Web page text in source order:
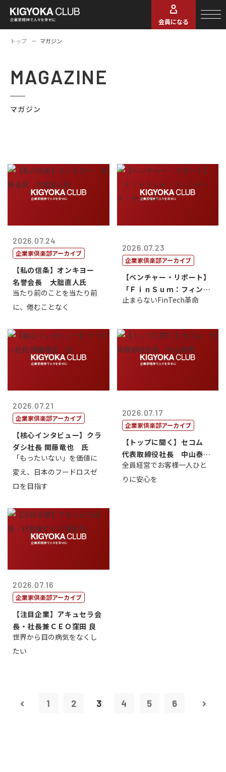
会員になる
トップ マガジン
MAGAZINE
マガジン
2026.07.24
企業家倶楽部アーカイブ
【私の信条】オンキヨー
名誉会長 大朏直人氏
当たり前のことを当たり前
に、倦むことなく
2026.07.23
企業家倶楽部アーカイブ
【ベンチャー・リポート】
「ＦｉｎＳｕｍ：フィンテ
ック・サミッ...
止まらないFinTech革命
2026.07.21
企業家倶楽部アーカイブ
【核心インタビュー】クラ
ダシ社長 関藤竜也 氏
「もったいない」を価値に
変え、日本のフードロスゼ
ロを目指す
2026.07.17
企業家倶楽部アーカイブ
【トップに聞く】セコム
代表取締役社長 中山泰
男
全員経営でお客様一人ひと
りに安心を
2026.07.16
企業家倶楽部アーカイブ
【注目企業】アキュセラ会
長・社長兼ＣＥＯ窪田 良
世界から目の病気をなくし
たい
1 2 3 4 5 6